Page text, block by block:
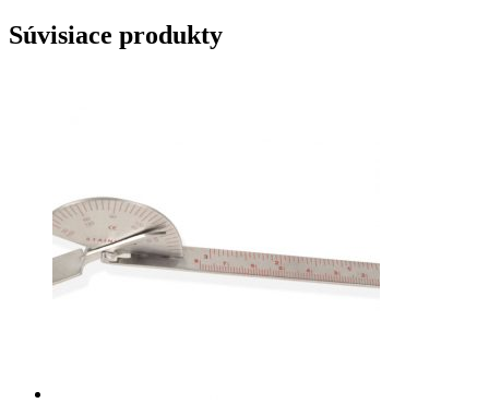
Súvisiace produkty